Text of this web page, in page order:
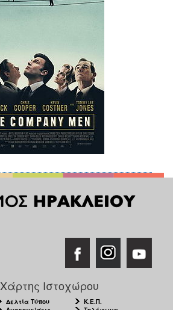
Χάρτης Ιστοχώρου
Δελτία Τύπου
Κ.Ε.Π.